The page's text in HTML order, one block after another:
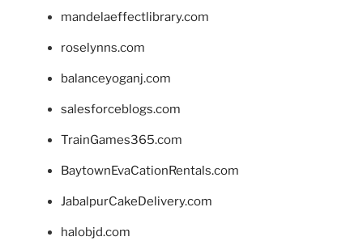
mandelaeffectlibrary.com
roselynns.com
balanceyoganj.com
salesforceblogs.com
TrainGames365.com
BaytownEvaCationRentals.com
JabalpurCakeDelivery.com
halobjd.com